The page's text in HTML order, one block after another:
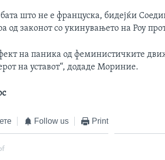
што не е француска, бидејќи
од законот со укинувањето на Роу
на паника од феминистичките
на уставот“, додаде Мориние.
Follow us Print